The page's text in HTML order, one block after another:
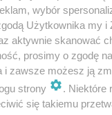
którego
wybór
Użytkownika my
aktywnie skanować
prosimy o zgodę
i zawsze możesz ją
strony
. Niektóre
się takiemu